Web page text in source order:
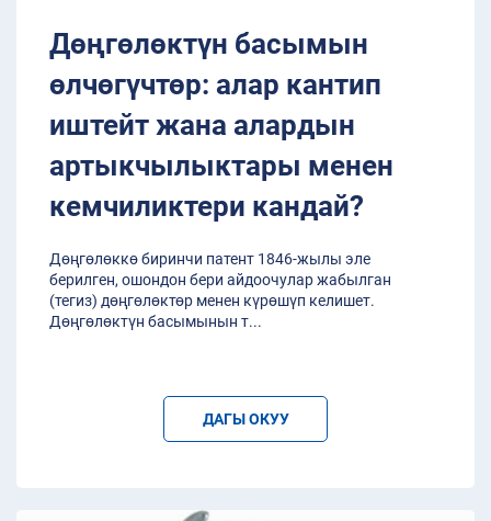
Дөңгөлөктүн басымын
өлчөгүчтөр: алар кантип
иштейт жана алардын
артыкчылыктары менен
кемчиликтери кандай?
Дөңгөлөккө биринчи патент 1846-жылы эле
берилген, ошондон бери айдоочулар жабылган
(тегиз) дөңгөлөктөр менен күрөшүп келишет.
Дөңгөлөктүн басымынын т...
ДАГЫ ОКУУ